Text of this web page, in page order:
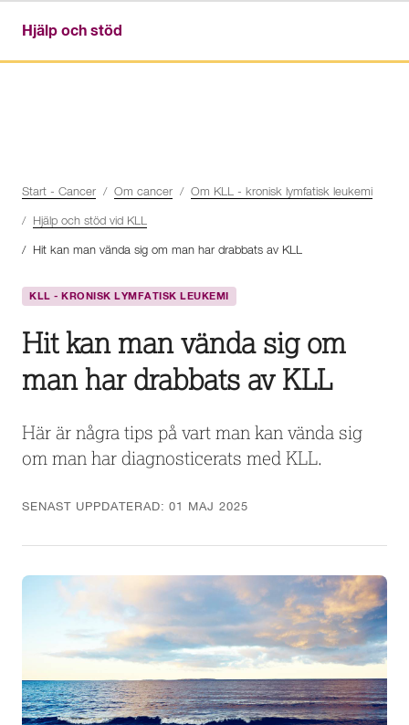
Hjälp och stöd
Start - Cancer Om cancer Om KLL - kronisk lymfatisk leukemi
Hjälp och stöd vid KLL
Hit kan man vända sig om man har drabbats av KLL
KLL - KRONISK LYMFATISK LEUKEMI
Hit kan man vända sig om
man har drabbats av KLL
Här är några tips på vart man kan vända sig
om man har diagnosticerats med KLL.
SENAST UPPDATERAD: 01 MAJ 2025